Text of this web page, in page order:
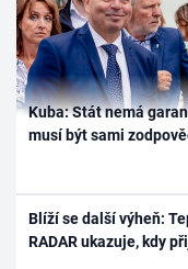
Kuba: Stát nemá
musí být sami
Blíží se další výheň:
RADAR ukazuje, kdy